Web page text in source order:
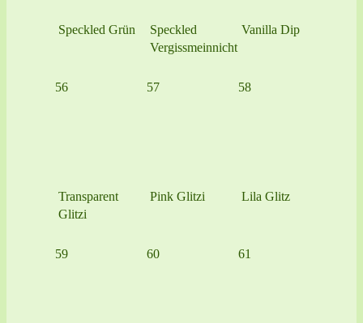
Speckled Grün
Speckled
Vergissmeinnicht
Vanilla Dip
56
Transparent
Glitzi
57
Pink Glitzi
58
Lila Glitz
59 60 61